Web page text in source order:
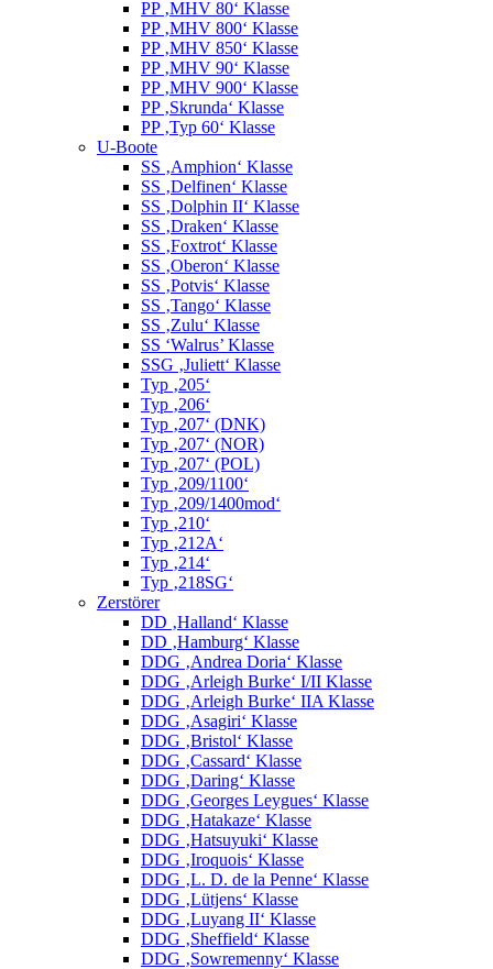
PP ‚MHV 80‘ Klasse
PP ‚MHV 800‘ Klasse
PP ‚MHV 850‘ Klasse
PP ‚MHV 90‘ Klasse
PP ‚MHV 900‘ Klasse
PP ‚Skrunda‘ Klasse
PP ‚Typ 60‘ Klasse
U-Boote
SS ‚Amphion‘ Klasse
SS ‚Delfinen‘ Klasse
SS ‚Dolphin II‘ Klasse
SS ‚Draken‘ Klasse
SS ‚Foxtrot‘ Klasse
SS ‚Oberon‘ Klasse
SS ‚Potvis‘ Klasse
SS ‚Tango‘ Klasse
SS ‚Zulu‘ Klasse
SS ‘Walrus’ Klasse
SSG ‚Juliett‘ Klasse
Typ ‚205‘
Typ ‚206‘
Typ ‚207‘ (DNK)
Typ ‚207‘ (NOR)
Typ ‚207‘ (POL)
Typ ‚209/1100‘
Typ ‚209/1400mod‘
Typ ‚210‘
Typ ‚212A‘
Typ ‚214‘
Typ ‚218SG‘
Zerstörer
DD ‚Halland‘ Klasse
DD ‚Hamburg‘ Klasse
DDG ‚Andrea Doria‘ Klasse
DDG ‚Arleigh Burke‘ I/II Klasse
DDG ‚Arleigh Burke‘ IIA Klasse
DDG ‚Asagiri‘ Klasse
DDG ‚Bristol‘ Klasse
DDG ‚Cassard‘ Klasse
DDG ‚Daring‘ Klasse
DDG ‚Georges Leygues‘ Klasse
DDG ‚Hatakaze‘ Klasse
DDG ‚Hatsuyuki‘ Klasse
DDG ‚Iroquois‘ Klasse
DDG ‚L. D. de la Penne‘ Klasse
DDG ‚Lütjens‘ Klasse
DDG ‚Luyang II‘ Klasse
DDG ‚Sheffield‘ Klasse
DDG ‚Sowremenny‘ Klasse